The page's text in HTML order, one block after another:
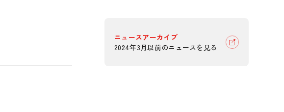
ニュースアーカイブ
2024年3月以前のニュースを見る